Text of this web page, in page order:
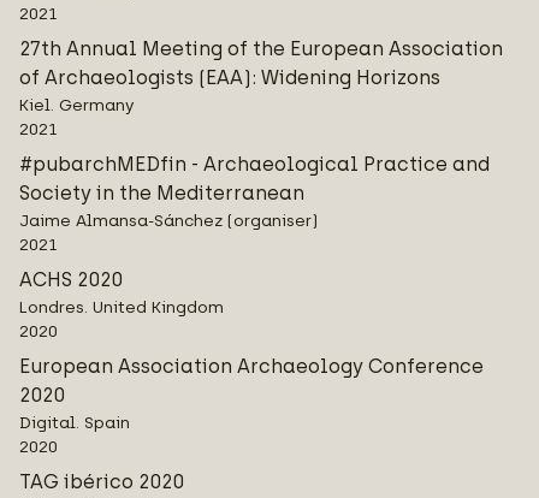
2021
27th Annual Meeting of the European Association
of Archaeologists (EAA): Widening Horizons
Kiel. Germany
2021
#pubarchMEDfin - Archaeological Practice and
Society in the Mediterranean
Jaime Almansa-Sánchez (organiser)
2021
ACHS 2020
Londres. United Kingdom
2020
European Association Archaeology Conference
2020
Digital. Spain
2020
TAG ibérico 2020